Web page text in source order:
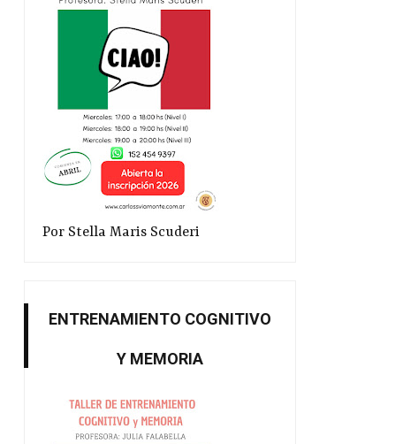
Por Stella Maris Scuderi
ENTRENAMIENTO COGNITIVO
Y MEMORIA